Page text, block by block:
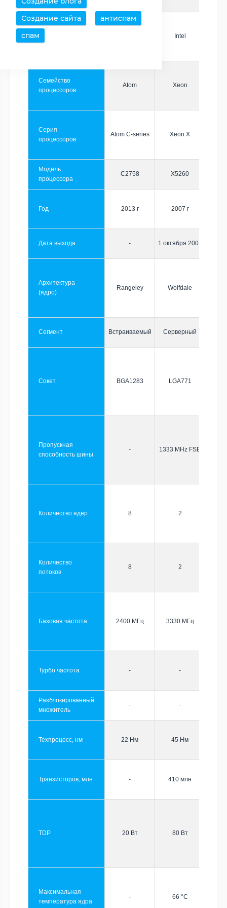
Создание сайта
антиспам
спамПроизводитель Intel
Семейство
процессоров
Atom Xeon
Серия
процессоров
Atom C-series Xeon X
Модель
процессора
C2758 X5260
Год 2013 г 2007 г
Дата выхода - 1 октября 2007
Архитектура
(ядро)
Rangeley Wolfdale
Сегмент Встраиваемый Серверный
Сокет BGA1283 LGA771
Пропускная
способность шины
- 1333 MHz FSB
Количество ядер 8 2
Количество
потоков
8 2
Базовая частота 2400 МГц 3330 МГц
Турбо частота - -
Разблокированный
множитель
- -
Техпроцесс, нм 22 Нм 45 Нм
Транзисторов, млн - 410 млн
TDP 20 Вт 80 Вт
Максимальная
температура ядра
- 66 °C